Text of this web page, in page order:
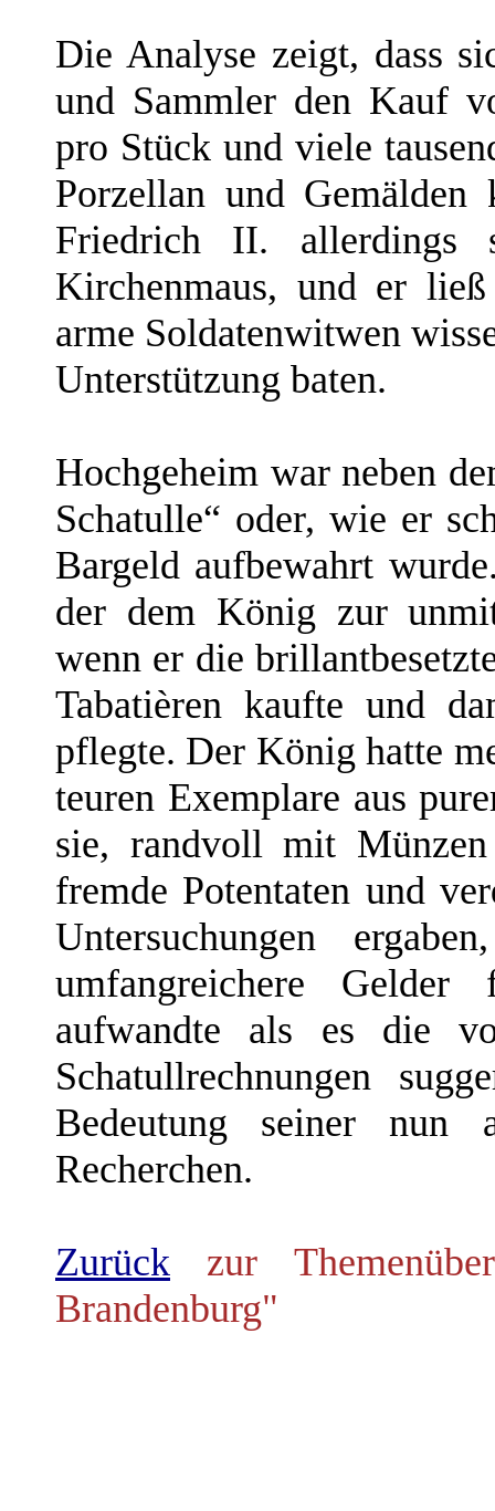
Die Analyse zeigt, dass
und Sammler den Kauf
pro Stück und viele
Porzellan und
Friedrich II.
Kirchenmaus, und er
arme Soldatenwitwen
Unterstützung baten.
Hochgeheim war neben
Schatulle“ oder, wie er
Bargeld aufbewahrt
der dem König zur
wenn er die
Tabatièren kaufte und
pflegte. Der König hatte
teuren Exemplare aus
sie, randvoll mit
fremde Potentaten und
Untersuchungen
umfangreichere Gelder
aufwandte als es die
Schatullrechnungen
Bedeutung seiner nun
Recherchen.
Zurück zur
Brandenburg"